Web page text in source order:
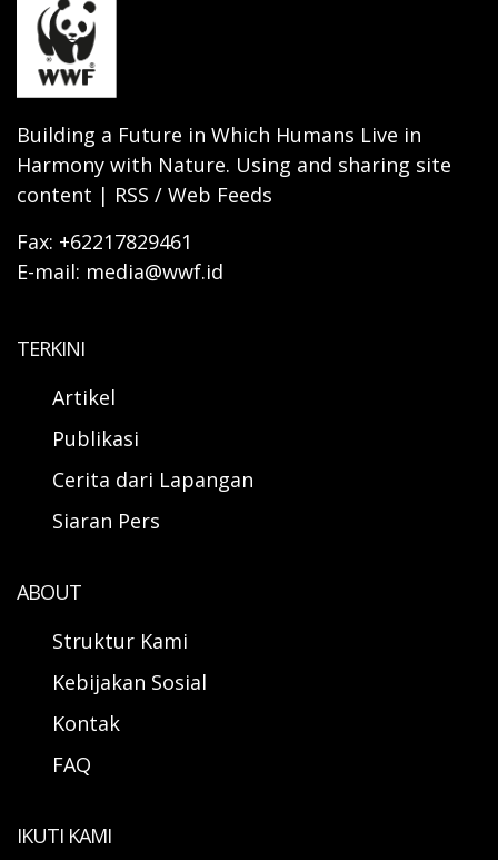
Building a Future in Which Humans Live in
Harmony with Nature. Using and sharing site
content | RSS / Web Feeds
Fax: +62217829461
E-mail: media@wwf.id
TERKINI
Artikel
Publikasi
Cerita dari Lapangan
Siaran Pers
ABOUT
Struktur Kami
Kebijakan Sosial
Kontak
FAQ
IKUTI KAMI